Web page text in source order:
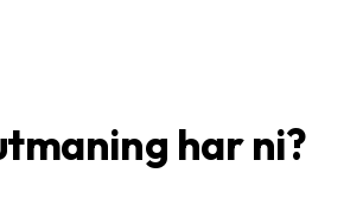
har ni?